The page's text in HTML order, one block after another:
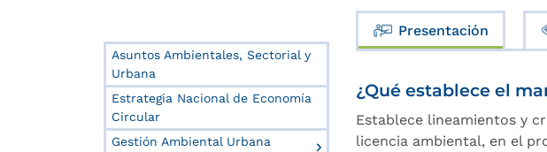
Asuntos Ambientales, Sectorial y
Urbana
Estrategia Nacional de Economía
Circular
Gestión Ambiental Urbana
Presentación
¿Qué establece el
Establece lineamientos y
licencia ambiental, en el